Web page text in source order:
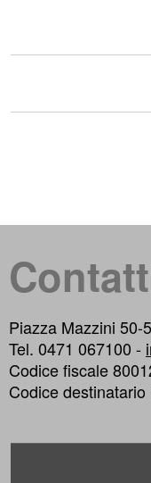
Piazza Mazzini 50-
Tel. 0471 067100 -
Codice fiscale
Codice